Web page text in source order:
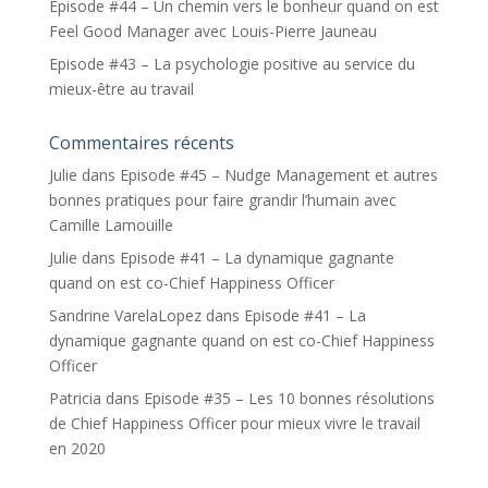
Episode #44 – Un chemin vers le bonheur quand on est
Feel Good Manager avec Louis-Pierre Jauneau
Episode #43 – La psychologie positive au service du
mieux-être au travail
Commentaires récents
Julie dans Episode #45 – Nudge Management et autres
bonnes pratiques pour faire grandir l’humain avec
Camille Lamouille
Julie dans Episode #41 – La dynamique gagnante
quand on est co-Chief Happiness Officer
Sandrine VarelaLopezdans Episode #41 – La
dynamique gagnante quand on est co-Chief Happiness
Officer
Patricia dans Episode #35 – Les 10 bonnes résolutions
de Chief Happiness Officer pour mieux vivre le travail
en 2020